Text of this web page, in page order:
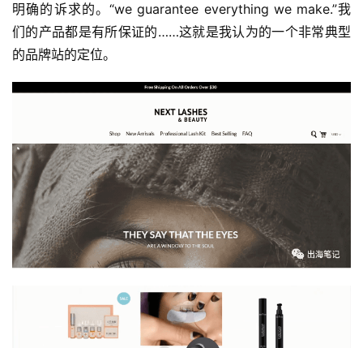
明确的诉求的。“we guarantee everything we make.”我
们的产品都是有所保证的……这就是我认为的一个非常典型
的品牌站的定位。